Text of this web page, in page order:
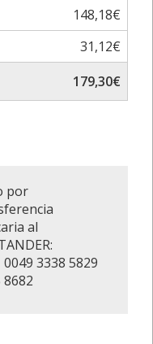
148,18€
31,12€
179,30€
por
al
0049 3338 5829
8682